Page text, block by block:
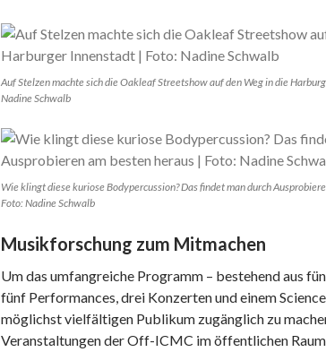
Auf Stelzen machte sich die Oakleaf Streetshow auf den Weg in die
Nadine Schwalb
Wie klingt diese kuriose Bodypercussion? Das findet man durch
Foto: Nadine Schwalb
Musikforschung zum Mitmachen
Um das umfangreiche Programm – bestehend aus
fünf Performances, drei Konzerten und einem
möglichst vielfältigen Publikum zugänglich zu
Veranstaltungen der Off-ICMC im öffentlichen